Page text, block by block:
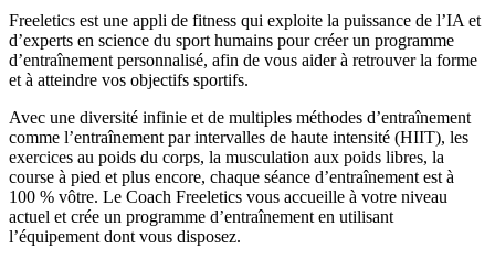
Freeletics est une appli de fitness qui exploite la puissance de l’IA et
d’experts en science du sport humains pour créer un programme
d’entraînement personnalisé, afin de vous aider à retrouver la forme
et à atteindre vos objectifs sportifs.
Avec une diversité infinie et de multiples méthodes d’entraînement
comme l’entraînement par intervalles de haute intensité (HIIT), les
exercices au poids du corps, la musculation aux poids libres, la
course à pied et plus encore, chaque séance d’entraînement est à
100 % vôtre. Le Coach Freeletics vous accueille à votre niveau
actuel et crée un programme d’entraînement en utilisant
l’équipement dont vous disposez.